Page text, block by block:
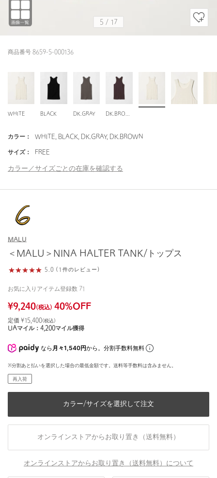
5 / 17
商品番号 8659-5-000136
WHITE BLACK DK.GRAY
カラー： WHITE, BLACK, DK.GRAY, DK.BROWN
サイズ： FREE
カラー／サイズごとの在庫を確認する
MALU
＜MALU＞NINA HALTER TANK/トップス
5.0 (1件のレビュー)
お気に入りアイテム登録数 71
¥9,240(税込) 40%OFF
定価 ¥ 15,400(税込)
UAマイル： 4,200マイル獲得
なら 月々1,540円から。分割手数料無料
※分割あと払いを選択した場合の最低金額です。送料等手数料は含みません。
再入荷
カラー/サイズを選択して注文
オンラインストアからお取り置き（送料無料）
オンラインストアからお取り置き（送料無料）について